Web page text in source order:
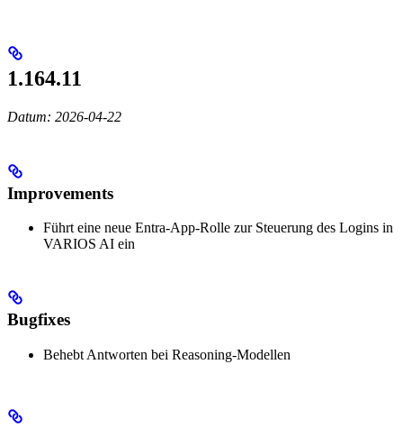
1.164.11
Datum: 2026-04-22
Improvements
Führt eine neue Entra-App-Rolle zur Steuerung des Logins in
VARIOS AI ein
Bugfixes
Behebt Antworten bei Reasoning-Modellen